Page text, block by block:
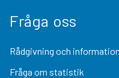
Fråga oss
Rådgivning och
Fråga om statistik